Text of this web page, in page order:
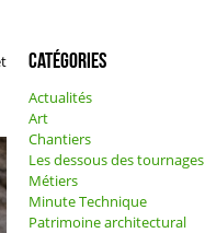
Catégories
Actualités
Art
Chantiers
Les dessous des tournages
Métiers
Minute Technique
Patrimoine architectural